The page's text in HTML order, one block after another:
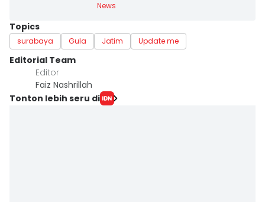
News
Topics
surabaya Gula Jatim Update me
Editorial Team
Editor
Faiz Nashrillah
Tonton lebih seru di